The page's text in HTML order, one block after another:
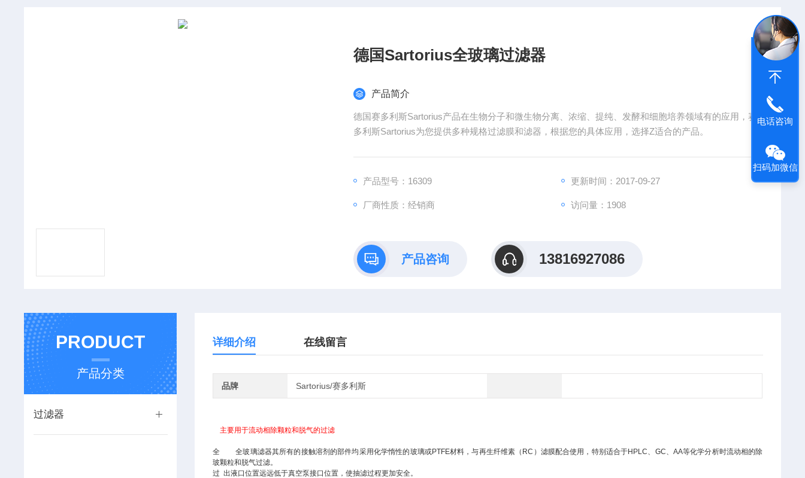
德国Sartorius全玻璃过滤器
产品简介
德国赛多利斯Sartorius产品在生物分子和微生物分离、浓缩、提纯、发酵和细胞培养领域有的应用，赛
多利斯Sartorius为您提供多种规格过滤膜和滤器，根据您的具体应用，选择Z适合的产品。
产品型号：16309 更新时间：2017-09-27
厂商性质：经销商 访问量：1908
产品咨询 13816927086
PRODUCT
产品分类
过滤器
详细介绍 在线留言
品牌 Sartorius/赛多利斯
全
玻
过
主要用于流动相除颗粒和脱气的过滤
全玻璃滤器其所有的接触溶剂的部件均采用化学惰性的玻璃或PTFE材料，与再生纤维素（RC）滤膜配合使用，特别适合于HPLC、GC、AA等化学分析时流动相的除
颗粒和脱气过滤。
出液口位置远远低于真空泵接口位置，使抽滤过程更加安全。
电话咨询
扫码加微信